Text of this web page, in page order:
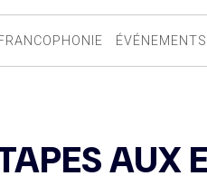
ÉVÉNEMENTS
AUX